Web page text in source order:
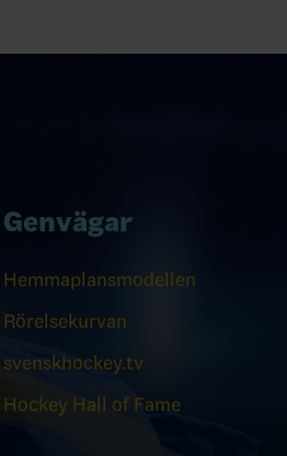
Genvägar
Hemmaplansmodellen
Rörelsekurvan
svenskhockey.tv
Hockey Hall of Fame